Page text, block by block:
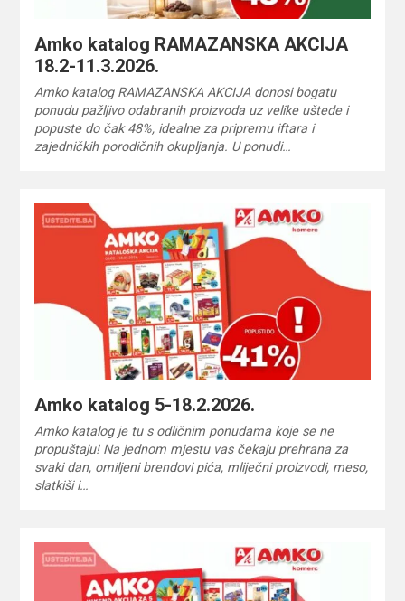
Amko katalog RAMAZANSKA AKCIJA
18.2-11.3.2026.
Amko katalog RAMAZANSKA AKCIJA donosi bogatu
ponudu pažljivo odabranih proizvoda uz velike uštede i
popuste do čak 48%, idealne za pripremu iftara i
zajedničkih porodičnih okupljanja. U ponudi…
Amko katalog 5-18.2.2026.
Amko katalog je tu s odličnim ponudama koje se ne
propuštaju! Na jednom mjestu vas čekaju prehrana za
svaki dan, omiljeni brendovi pića, mliječni proizvodi, meso,
slatkiši i…